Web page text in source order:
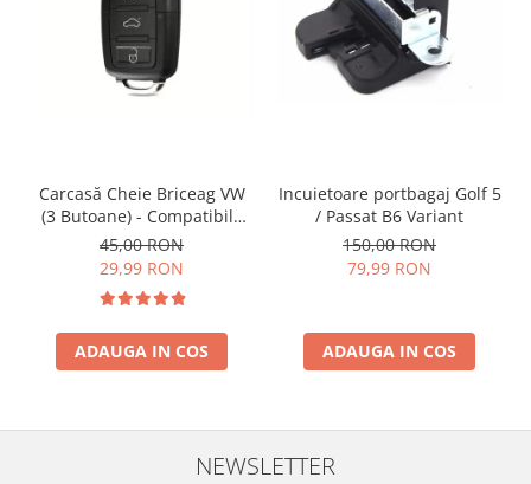
Carcasă Cheie Briceag VW
(3 Butoane) - Compatibilă
Golf 5, Jetta, Touran etc
45,00 RON
29,99 RON
ADAUGA IN COS
Incuietoare portbagaj Golf 5
/ Passat B6 Variant
150,00 RON
79,99 RON
ADAUGA IN COS
NEWSLETTER